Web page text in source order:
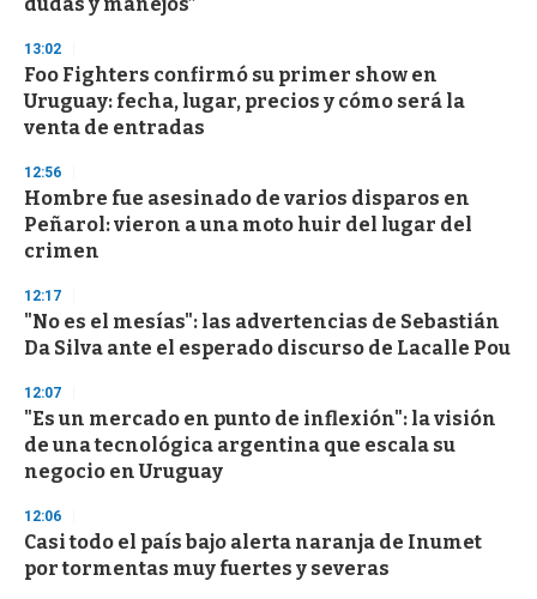
3
s
e
c
o
n
dudas y manejos”
13:02
Foo Fighters confirmó su primer show en
Uruguay: fecha, lugar, precios y cómo será la
venta de entradas
12:56
Hombre fue asesinado de varios disparos en
Peñarol: vieron a una moto huir del lugar del
crimen
12:17
"No es el mesías": las advertencias de Sebastián
Da Silva ante el esperado discurso de Lacalle Pou
12:07
"Es un mercado en punto de inflexión": la visión
de una tecnológica argentina que escala su
negocio en Uruguay
12:06
Casi todo el país bajo alerta naranja de Inumet
por tormentas muy fuertes y severas